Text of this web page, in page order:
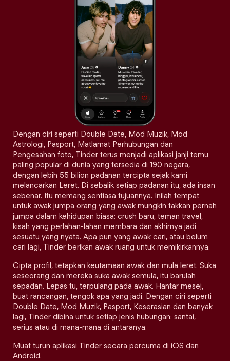
Dengan ciri seperti Double Date, Mod Muzik, Mod
Astrologi, Pasport, Matlamat Perhubungan dan
Pengesahan foto, Tinder terus menjadi aplikasi janji temu
paling popular di dunia yang tersedia di 190 negara,
dengan lebih 55 bilion padanan tercipta sejak kami
melancarkan Leret. Di sebalik setiap padanan itu, ada insan
sebenar. Itu memang sentiasa tujuannya. Inilah tempat
untuk awak jumpa orang yang awak mungkin takkan pernah
jumpa dalam kehidupan biasa: crush baru, teman travel,
kisah yang perlahan-lahan membara dan akhirnya jadi
sesuatu yang nyata. Apa pun yang awak cari, atau belum
cari lagi, Tinder berikan awak ruang untuk memikirkannya.
Cipta profil, tetapkan keutamaan awak dan mula leret. Suka
seseorang dan mereka suka awak semula, itu barulah
sepadan. Lepas tu, terpulang pada awak. Hantar mesej,
buat rancangan, tengok apa yang jadi. Dengan ciri seperti
Double Date, Mod Muzik, Pasport, Keserasian dan banyak
lagi, Tinder dibina untuk setiap jenis hubungan: santai,
serius atau di mana-mana di antaranya.
Muat turun aplikasi Tinder secara percuma di iOS dan
Android.